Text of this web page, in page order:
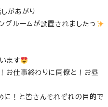
があがり
グルームが設置されましたっ
ます
お仕事終わりに同僚と！お昼
に！と皆さんそれぞれの目的で